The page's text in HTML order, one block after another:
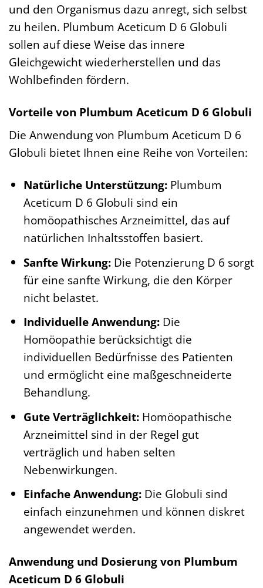
und den Organismus dazu anregt, sich selbst
zu heilen. Plumbum Aceticum D 6 Globuli
sollen auf diese Weise das innere
Gleichgewicht wiederherstellen und das
Wohlbefinden fördern.
Vorteile von Plumbum Aceticum D 6 Globuli
Die Anwendung von Plumbum Aceticum D 6
Globuli bietet Ihnen eine Reihe von Vorteilen:
Natürliche Unterstützung:Plumbum
Aceticum D 6 Globuli sind ein
homöopathisches Arzneimittel, das auf
natürlichen Inhaltsstoffen basiert.
Sanfte Wirkung:Die Potenzierung D 6 sorgt
für eine sanfte Wirkung, die den Körper
nicht belastet.
Individuelle Anwendung:Die
Homöopathie berücksichtigt die
individuellen Bedürfnisse des Patienten
und ermöglicht eine maßgeschneiderte
Behandlung.
Gute Verträglichkeit:Homöopathische
Arzneimittel sind in der Regel gut
verträglich und haben selten
Nebenwirkungen.
Einfache Anwendung:Die Globuli sind
einfach einzunehmen und können diskret
angewendet werden.
Anwendung und Dosierung von Plumbum
Aceticum D 6 Globuli